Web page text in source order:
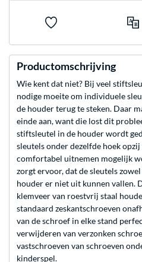
Productomschrijving
Wie kent dat niet? Bij veel
nodige moeite om individuele
de houder terug te steken. Daar
einde aan, want die lost dit
stiftsleutel in de houder wordt
sleutels onder dezelfde hoek
comfortabel uitnemen mogelijk
zorgt ervoor, dat de sleutels
houder er niet uit kunnen vallen.
klemveer van roestvrij staal
standaard zeskantschroeven
van de schroef in elke stand
verwijderen van verzonken
vastschroeven van schroeven
kinderspel.